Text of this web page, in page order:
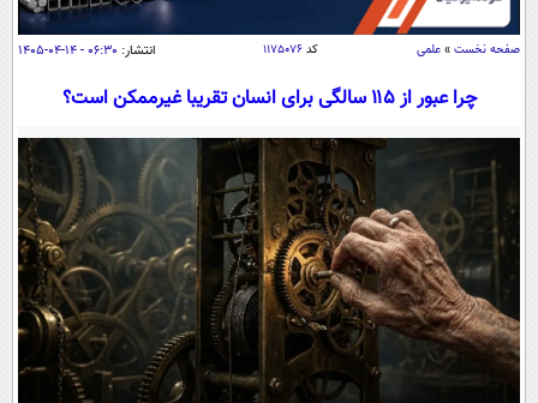
اقتصاد
اقتصادی
جامعه
حوادث
سلامت
یک برش دانایی
محیط زیست
سفر و تفریح
بین الملل
سیاست خارجی
فرهنگ و هنر
علم و دانش
فناوری و It
علمی
اخبار کریپتو
قرآن
گوناگون
سرگرمی
فیلم
صفحه نخست » علمی کد۱۱۷۵۰۷۶ انتشار: ۰۶:۳۰ - ۱۴-۰۴-۱۴۰۵
چرا عبور از ۱۱۵ سالگی برای انسان تقریبا غیرممکن است؟